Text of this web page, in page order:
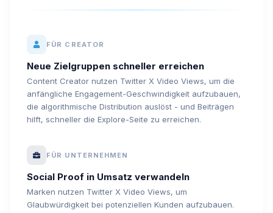
FÜR CREATOR
Neue Zielgruppen schneller erreichen
Content Creator nutzen Twitter X Video Views, um die
anfängliche Engagement-Geschwindigkeit aufzubauen,
die algorithmische Distribution auslöst - und Beiträgen
hilft, schneller die Explore-Seite zu erreichen.
FÜR UNTERNEHMEN
Social Proof in Umsatz verwandeln
Marken nutzen Twitter X Video Views, um
Glaubwürdigkeit bei potenziellen Kunden aufzubauen.